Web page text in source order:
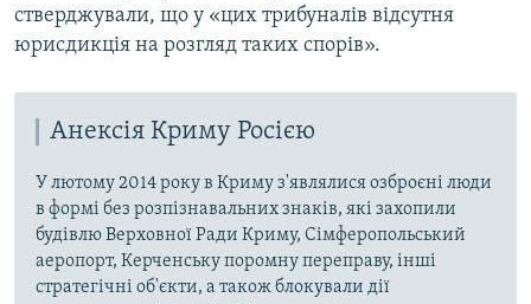
стверджували, що у «цих трибуналів відсутня
юрисдикція на розгляд таких спорів».
Анексія Криму Росією
У лютому 2014 року в Криму з'являлися озброєні люди
в формі без розпізнавальних знаків, які захопили
будівлю Верховної Ради Криму, Сімферопольський
аеропорт, Керченську поромну переправу, інші
стратегічні об'єкти, а також блокували дії